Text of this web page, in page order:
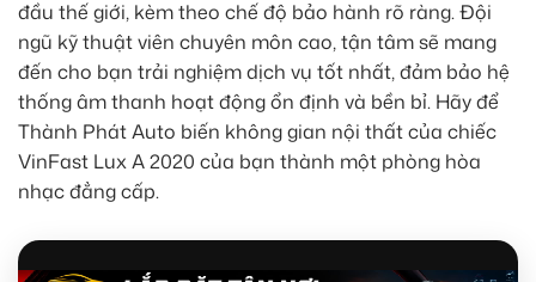
đầu thế giới, kèm theo chế độ bảo hành rõ ràng. Đội
ngũ kỹ thuật viên chuyên môn cao, tận tâm sẽ mang
đến cho bạn trải nghiệm dịch vụ tốt nhất, đảm bảo hệ
thống âm thanh hoạt động ổn định và bền bỉ. Hãy để
Thành Phát Auto biến không gian nội thất của chiếc
VinFast Lux A 2020 của bạn thành một phòng hòa
nhạc đẳng cấp.